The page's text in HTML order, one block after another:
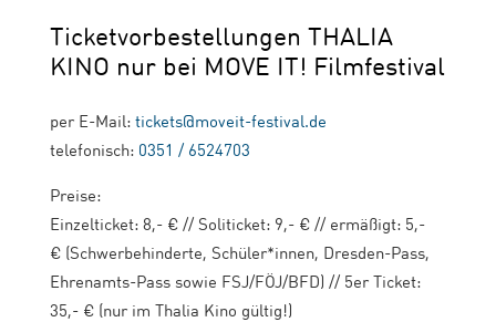
Ticketvorbestellungen THALIA
KINO nur bei MOVE IT! Filmfestival
per E-Mail: tickets@moveit-festival.de
telefonisch: 0351 / 6524703
Preise:
Einzelticket: 8,- € // Soliticket: 9,- € // ermäßigt: 5,-
€ (Schwerbehinderte, Schüler*innen, Dresden-Pass,
Ehrenamts-Pass sowie FSJ/FÖJ/BFD) // 5er Ticket:
35,- € (nur im Thalia Kino gültig!)